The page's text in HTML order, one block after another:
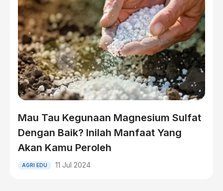
Mau Tau Kegunaan Magnesium Sulfat
Dengan Baik? Inilah Manfaat Yang
Akan Kamu Peroleh
AGRI EDU 11 Jul 2024